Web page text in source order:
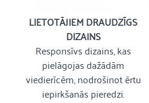
LIETOTĀJIEM DRAUDZĪGS
DIZAINS
Responsīvs dizains, kas
pielāgojas dažādām
viedierīcēm, nodrošinot ērtu
iepirkšanās pieredzi.